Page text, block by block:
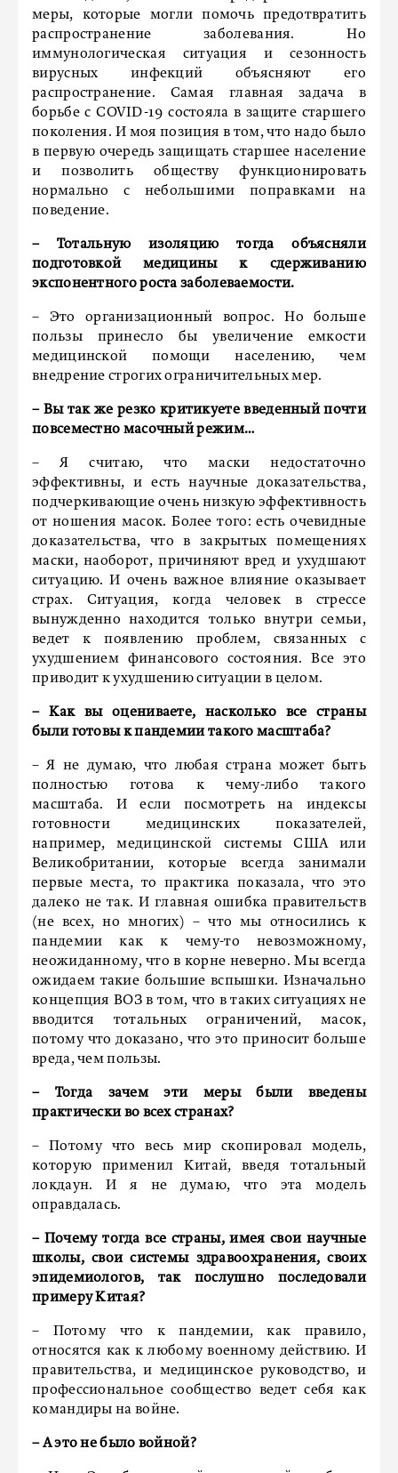
меры, которые могли помочь предотвратить
распространение заболевания. Но
иммунологическая ситуация и сезонность
вирусных инфекций объясняют его
распространение. Самая главная задача в
борьбе с COVID-19 состояла в защите старшего
поколения. И моя позиция в том, что надо было
в первую очередь защищать старшее население
и позволить обществу функционировать
нормально с небольшими поправками на
поведение.
– Тотальную изоляцию тогда объясняли
подготовкой медицины к сдерживанию
экспонентного роста заболеваемости.
– Это организационный вопрос. Но больше
пользы принесло бы увеличение емкости
медицинской помощи населению, чем
внедрение строгих ограничительных мер.
– Вы так же резко критикуете введенный почти
повсеместно масочный режим…
– Я считаю, что маски недостаточно
эффективны, и есть научные доказательства,
подчеркивающие очень низкую эффективность
от ношения масок. Более того: есть очевидные
доказательства, что в закрытых помещениях
маски, наоборот, причиняют вред и ухудшают
ситуацию. И очень важное влияние оказывает
страх. Ситуация, когда человек в стрессе
вынужденно находится только внутри семьи,
ведет к появлению проблем, связанных с
ухудшением финансового состояния. Все это
приводит к ухудшению ситуации в целом.
– Как вы оцениваете, насколько все страны
были готовы к пандемии такого масштаба?
– Я не думаю, что любая страна может быть
полностью готова к чему-либо такого
масштаба. И если посмотреть на индексы
готовности медицинских показателей,
например, медицинской системы США или
Великобритании, которые всегда занимали
первые места, то практика показала, что это
далеко не так. И главная ошибка правительств
(не всех, но многих) – что мы относились к
пандемии как к чему-то невозможному,
неожиданному, что в корне неверно. Мы всегда
ожидаем такие большие вспышки. Изначально
концепция ВОЗ в том, что в таких ситуациях не
вводится тотальных ограничений, масок,
потому что доказано, что это приносит больше
вреда, чем пользы.
– Тогда зачем эти меры были введены
практически во всех странах?
– Потому что весь мир скопировал модель,
которую применил Китай, введя тотальный
локдаун. И я не думаю, что эта модель
оправдалась.
– Почему тогда все страны, имея свои научные
школы, свои системы здравоохранения, своих
эпидемиологов, так послушно последовали
примеру Китая?
– Потому что к пандемии, как правило,
относятся как к любому военному действию. И
правительства, и медицинское руководство, и
профессиональное сообщество ведет себя как
командиры на войне.
– А это не было войной?